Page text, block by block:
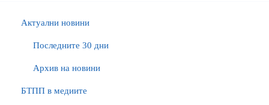
Актуални новини
Последните 30 дни
Архив на новини
БTПП в медиите